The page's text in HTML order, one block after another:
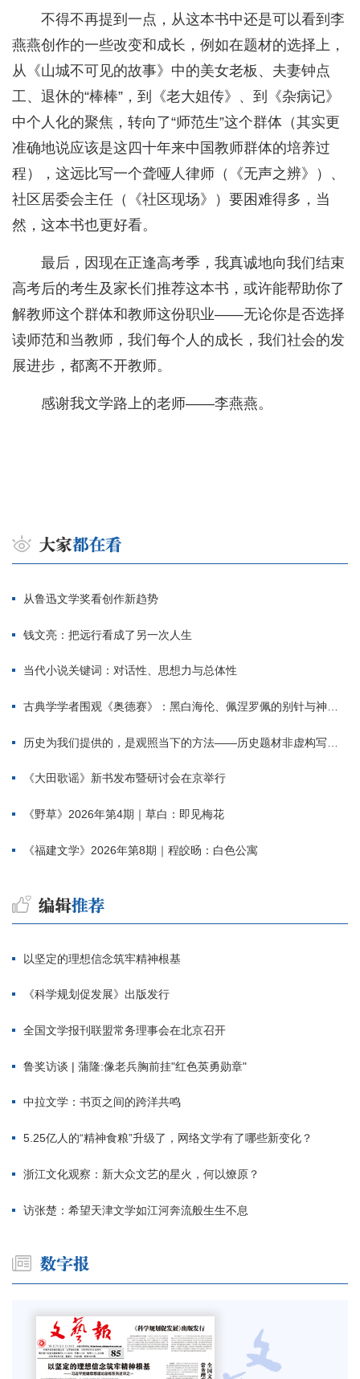
不得不再提到一点，从这本书中还是可以看到李
燕燕创作的一些改变和成长，例如在题材的选择上，
从《山城不可见的故事》中的美女老板、夫妻钟点
工、退休的“棒棒”，到《老大姐传》、到《杂病记》
中个人化的聚焦，转向了“师范生”这个群体（其实更
准确地说应该是这四十年来中国教师群体的培养过
程），这远比写一个聋哑人律师（《无声之辨》）、
社区居委会主任（《社区现场》）要困难得多，当
然，这本书也更好看。
最后，因现在正逢高考季，我真诚地向我们结束
高考后的考生及家长们推荐这本书，或许能帮助你了
解教师这个群体和教师这份职业——无论你是否选择
读师范和当教师，我们每个人的成长，我们社会的发
展进步，都离不开教师。
感谢我文学路上的老师——李燕燕。
从鲁迅文学奖看创作新趋势
钱文亮：把远行看成了另一次人生
当代小说关键词：对话性、思想力与总体性
古典学学者围观《奥德赛》：黑白海伦、佩涅罗佩的别针与神秘入侵者
历史为我们提供的，是观照当下的方法——历史题材非虚构写作多人谈
《大田歌谣》新书发布暨研讨会在京举行
《野草》2026年第4期｜草白：即见梅花
《福建文学》2026年第8期｜程皎旸：白色公寓
以坚定的理想信念筑牢精神根基
《科学规划促发展》出版发行
全国文学报刊联盟常务理事会在北京召开
鲁奖访谈 | 蒲隆:像老兵胸前挂"红色英勇勋章"
中拉文学：书页之间的跨洋共鸣
5.25亿人的“精神食粮”升级了，网络文学有了哪些新变化？
浙江文化观察：新大众文艺的星火，何以燎原？
访张楚：希望天津文学如江河奔流般生生不息